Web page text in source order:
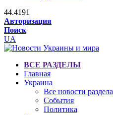
44.4191
Авторизация
Поиск
UA
ВСЕ РАЗДЕЛЫ
Главная
Украина
Все новости раздела
События
Политика